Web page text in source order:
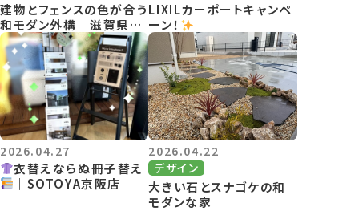
建物とフェンスの色が合う
和モダン外構 滋賀県東
近江市にて
LIXILカーポートキャンペ
ーン！
2026.04.27
衣替えならぬ冊子替え
｜SOTOYA京阪店
2026.04.22
デザイン
大きい石とスナゴケの和
モダンな家